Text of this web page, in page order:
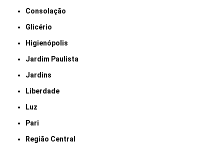
Consolação
Glicério
Higienópolis
Jardim Paulista
Jardins
Liberdade
Luz
Pari
Região Central